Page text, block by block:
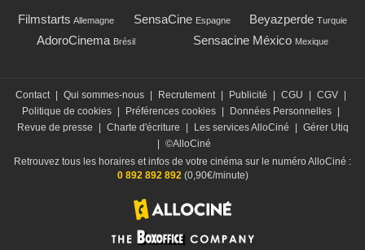
Filmstarts Allemagne SensaCine Espagne Beyazperde Turquie
AdoroCinema Brésil Sensacine México Mexique
Contact | Qui sommes-nous | Recrutement | Publicité | CGU | CGV |
Politique de cookies | Préférences cookies | Données Personnelles |
Revue de presse
| Charte d'écriture | Les services AlloCiné | Gérer Utiq
| ©AlloCiné
Retrouvez tous les horaires et infos de votre cinéma sur le numéro AlloCiné :
0 892 892 892 (0,90€/minute)